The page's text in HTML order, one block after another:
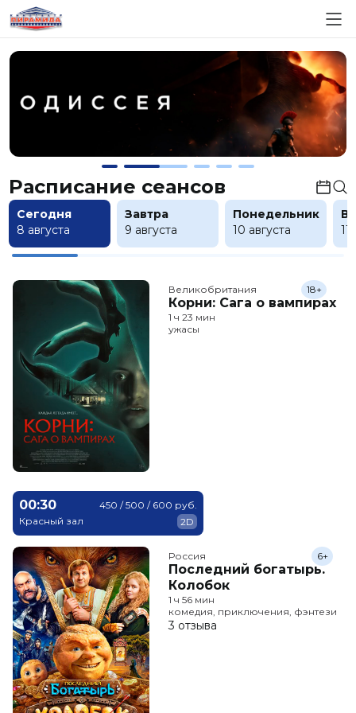
Расписание сеансов
Сегодня
8 августа
Завтра
9 августа
Понедельник
10 августа
11
Великобритания
Корни: Сага о вампирах
18+
1 ч 23 мин
ужасы
00:30
Красный зал
450 / 500 / 600 руб.
2D
Россия
Последний богатырь.
Колобок
6+
1 ч 56 мин
комедия, приключения, фэнтези
3 отзыва